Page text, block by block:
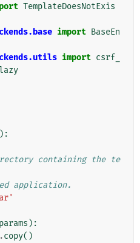
TemplateDoesNotExis
import BaseEn
import csrf_
):
containing the te
application.
params ):
.copy()